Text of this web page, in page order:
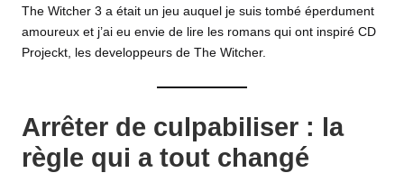
The Witcher 3 a était un jeu auquel je suis tombé éperdument
amoureux et j’ai eu envie de lire les romans qui ont inspiré CD
Projeckt, les developpeurs de The Witcher.
Arrêter de culpabiliser : la
règle qui a tout changé